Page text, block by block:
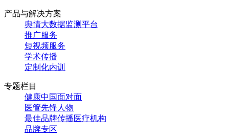
产品与解决方案
舆情大数据监测平台
推广服务
短视频服务
学术传播
定制化内训
专题栏目
健康中国面对面
医管先锋人物
最佳品牌传播医疗机构
品牌专区